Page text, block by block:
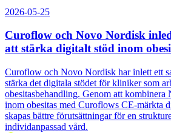
2026-05-25
Curoflow och Novo Nordisk
att stärka digitalt stöd inom
Curoflow och Novo Nordisk har inlett ett
stärka det digitala stödet för kliniker som
obesitasbehandling. Genom att
inom obesitas med Curoflows CE‑märkta
skapas bättre förutsättningar för en
individanpassad vård.